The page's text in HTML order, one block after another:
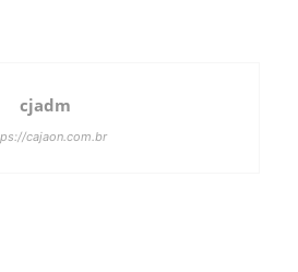
cjadm
cajaon.com.br